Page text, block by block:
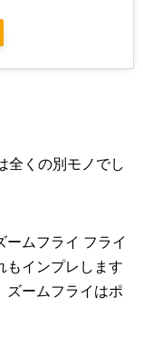
全くの別モノでし
ームフライ フライ
もインプレします
ズームフライはポ